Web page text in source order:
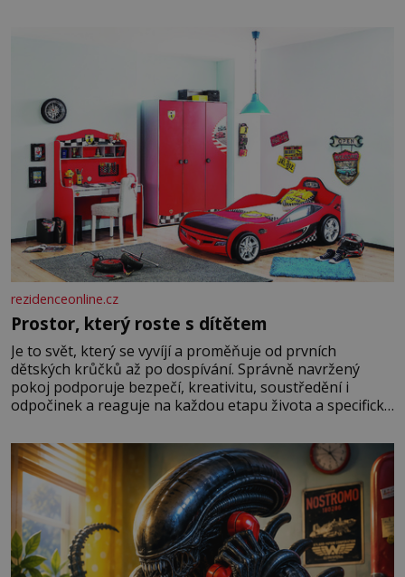
rezidenceonline.cz
Prostor, který roste s dítětem
Je to svět, který se vyvíjí a proměňuje od prvních
dětských krůčků až po dospívání. Správně navržený
pokoj podporuje bezpečí, kreativitu, soustředění i
odpočinek a reaguje na každou etapu života a specifické
měkkost a bezpečí, proto by pokoj miminka měl působit
především klidně a útulně. Předškolní věk je